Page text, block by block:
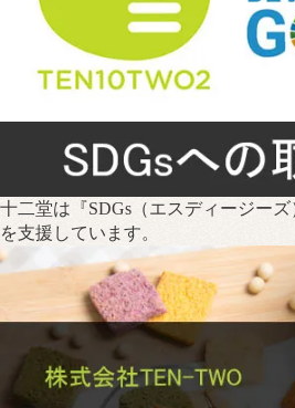
十二堂は『SDGs（エスディージー
を支援しています。